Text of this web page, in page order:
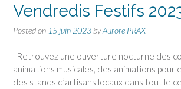
Vendredis Festifs
Posted on 15 juin 2023 byAurore PRAX
Retrouvez une ouverture nocturne des
animations musicales, des animations pour
des stands d’artisans locaux dans tout le